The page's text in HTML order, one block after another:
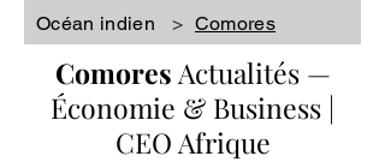
Océan indien
> Comores
Comores Actualités —
Économie & Business |
CEO Afrique